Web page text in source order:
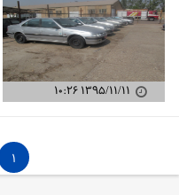
۱۳۹۵/۱۱/۱۱ ۱۰:۲۶
۱